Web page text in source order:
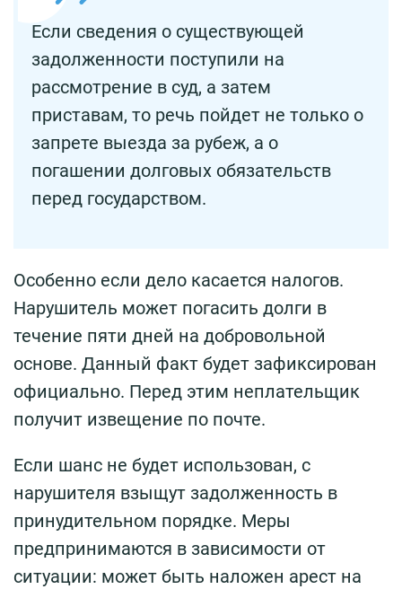
Если сведения о существующей
задолженности поступили на
рассмотрение в суд, а затем
приставам, то речь пойдет не только о
запрете выезда за рубеж, а о
погашении долговых обязательств
перед государством.
Особенно если дело касается налогов.
Нарушитель может погасить долги в
течение пяти дней на добровольной
основе. Данный факт будет зафиксирован
официально. Перед этим неплательщик
получит извещение по почте.
Если шанс не будет использован, с
нарушителя взыщут задолженность в
принудительном порядке. Меры
предпринимаются в зависимости от
ситуации: может быть наложен арест на